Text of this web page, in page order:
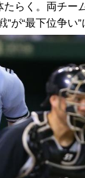
らく。両チ
が“最下位争い”